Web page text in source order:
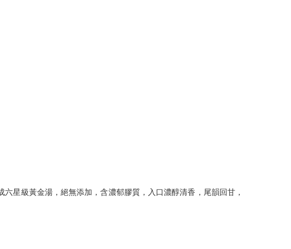
星級黃金湯，絕無添加，含濃郁膠質，入口濃醇清香，尾韻回甘，